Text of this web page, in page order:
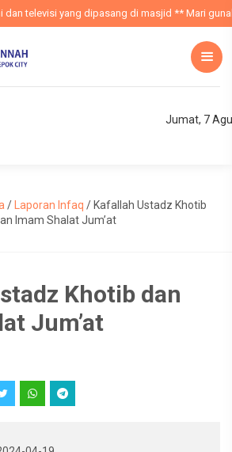
yang dipasang di masjid ** Mari
Jumat, 7
/ Laporan Infaq / Kafallah Ustadz Khotib
Imam Shalat Jum’at
Khotib dan
Jum’at